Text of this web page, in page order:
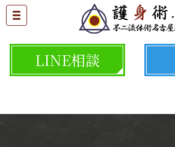
LINE相談